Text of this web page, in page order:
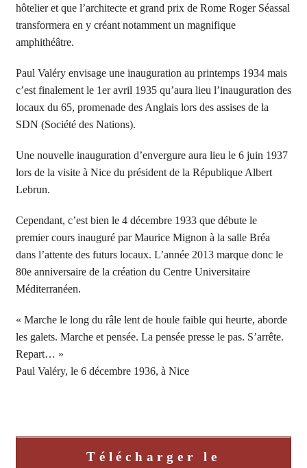
hôtelier et que l’architecte et grand prix de Rome Roger Séassal
transformera en y créant notamment un magnifique
amphithéâtre.
Paul Valéry envisage une inauguration au printemps 1934 mais
c’est finalement le 1er avril 1935 qu’aura lieu l’inauguration des
locaux du 65, promenade des Anglais lors des assises de la
SDN (Société des Nations).
Une nouvelle inauguration d’envergure aura lieu le 6 juin 1937
lors de la visite à Nice du président de la République Albert
Lebrun.
Cependant, c’est bien le 4 décembre 1933 que débute le
premier cours inauguré par Maurice Mignon à la salle Bréa
dans l’attente des futurs locaux. L’année 2013 marque donc le
80e anniversaire de la création du Centre Universitaire
Méditerranéen.
« Marche le long du râle lent de houle faible qui heurte, aborde
les galets. Marche et pensée. La pensée presse le pas. S’arrête.
Repart… »
Paul Valéry, le 6 décembre 1936, à Nice
Télécharger le